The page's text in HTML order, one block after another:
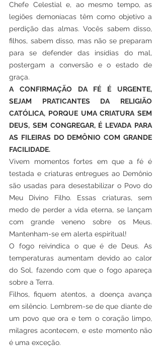
Chefe Celestial e, ao mesmo tempo, as
legiões demoníacas têm como objetivo a
perdição das almas. Vocês sabem disso,
filhos, sabem disso, mas não se preparam
para se defender das insídias do mal,
postergam a conversão e o estado de
graça.
A CONFIRMAÇÃO DA FÉ É URGENTE,
SEJAM PRATICANTES DA RELIGIÃO
CATÓLICA, PORQUE UMA CRIATURA SEM
DEUS, SEM CONGREGAR, É LEVADA PARA
AS FILEIRAS DO DEMÔNIO COM GRANDE
FACILIDADE.
Vivem momentos fortes em que a fé é
testada e criaturas entregues ao Demônio
são usadas para desestabilizar o Povo do
Meu Divino Filho. Essas criaturas, sem
medo de perder a vida eterna, se lançam
com grande veneno sobre os Meus.
Mantenham-se em alerta espiritual!
O fogo reivindica o que é de Deus. As
temperaturas aumentam devido ao calor
do Sol, fazendo com que o fogo apareça
sobre a Terra.
Filhos, fiquem atentos, a doença avança
em silêncio. Lembrem-se de que diante de
um povo que ora e tem o coração limpo,
milagres acontecem, e este momento não
é uma exceção.